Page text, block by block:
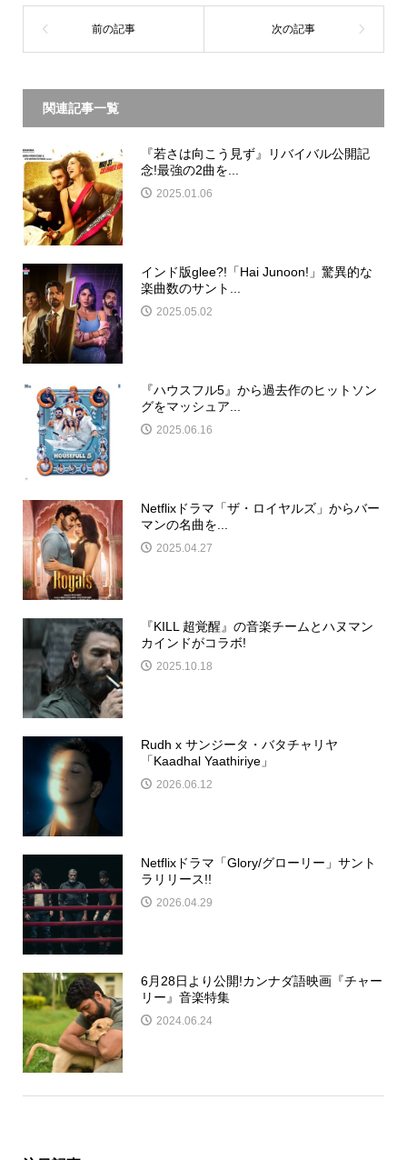
関連記事一覧
『若さは向こう見ず』リバイバル公開記
念!最強の2曲を...
2025.01.06
インド版glee?!「Hai Junoon!」驚異的な
楽曲数のサント...
2025.05.02
『ハウスフル5』から過去作のヒットソン
グをマッシュア...
2025.06.16
Netflixドラマ「ザ・ロイヤルズ」からバー
マンの名曲を...
2025.04.27
『KILL 超覚醒』の音楽チームとハヌマン
カインドがコラボ!
2025.10.18
Rudh x サンジータ・バタチャリヤ
「Kaadhal Yaathiriye」
2026.06.12
Netflixドラマ「Glory/グローリー」サント
ラリリース!!
2026.04.29
6月28日より公開!カンナダ語映画『チャー
リー』音楽特集
2024.06.24